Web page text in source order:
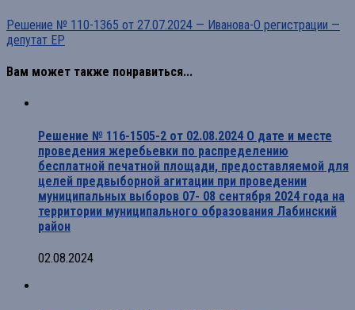
Решение № 110-1365 от 27.07.2024 — Иванова-О регистрации —
депутат ЕР
Вам может также понравиться...
Решение № 116-1505-2 от 02.08.2024 О дате и месте
проведения жеребьевки по распределению
бесплатной печатной площади, предоставляемой для
целей предвыборной агитации при проведении
муниципальных выборов 07- 08 сентября 2024 года на
территории муниципального образования Лабинский
район
02.08.2024